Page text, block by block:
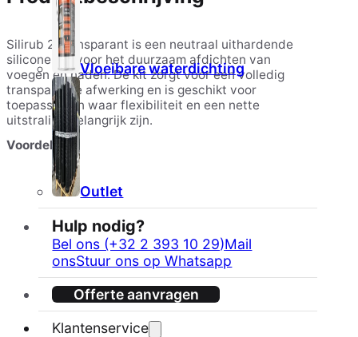
Vloeibare waterdichting
Outlet
Hulp nodig?
Bel ons (+32 2 393 10 29)Mail
onsStuur ons op Whatsapp
Offerte aanvragen
Klantenservice
Silirub 2 Transparant is een neutraal uithardende
siliconenkit voor het duurzaam afdichten van
voegen en naden. De kit zorgt voor een volledig
transparante afwerking en is geschikt voor
toepassingen waar flexibiliteit en een nette
uitstraling belangrijk zijn.
Voordelen
Neutraal uithardend, geen corrosie op metalen
Blijvend elastisch na uitharding
Transparante afwerking
Goede hechting op diverse ondergronden
Bestand tegen vocht en
temperatuurschommelingen